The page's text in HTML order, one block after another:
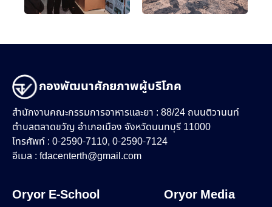
กองพัฒนาศักยภาพผู้บริโภค
สำนักงานคณะกรรมการอาหารและยา : 88/24 ถนนติวานนท์
ตำบลตลาดขวัญ อำเภอเมือง จังหวัดนนทบุรี 11000
โทรศัพท์ : 0-2590-7110, 0-2590-7124
อีเมล : fdacenterth@gmail.com
Oryor E-School Oryor Media